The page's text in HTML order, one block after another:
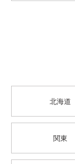
北海道
関東